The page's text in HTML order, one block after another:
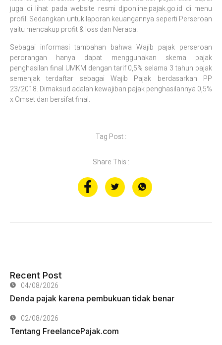
juga di lihat pada website resmi djponline.pajak.go.id di menu
profil. Sedangkan untuk laporan keuangannya seperti Perseroan
yaitu mencakup profit & loss dan Neraca.
Sebagai informasi tambahan bahwa Wajib pajak perseroan
perorangan hanya dapat menggunakan skema pajak
penghasilan final UMKM dengan tarif 0,5% selama 3 tahun pajak
semenjak terdaftar sebagai Wajib Pajak berdasarkan PP
23/2018. Dimaksud adalah kewajiban pajak penghasilannya 0,5%
x Omset dan bersifat final.
Tag Post :
Share This :
Recent Post
04/08/2026
Denda pajak karena pembukuan tidak benar
02/08/2026
Tentang FreelancePajak.com